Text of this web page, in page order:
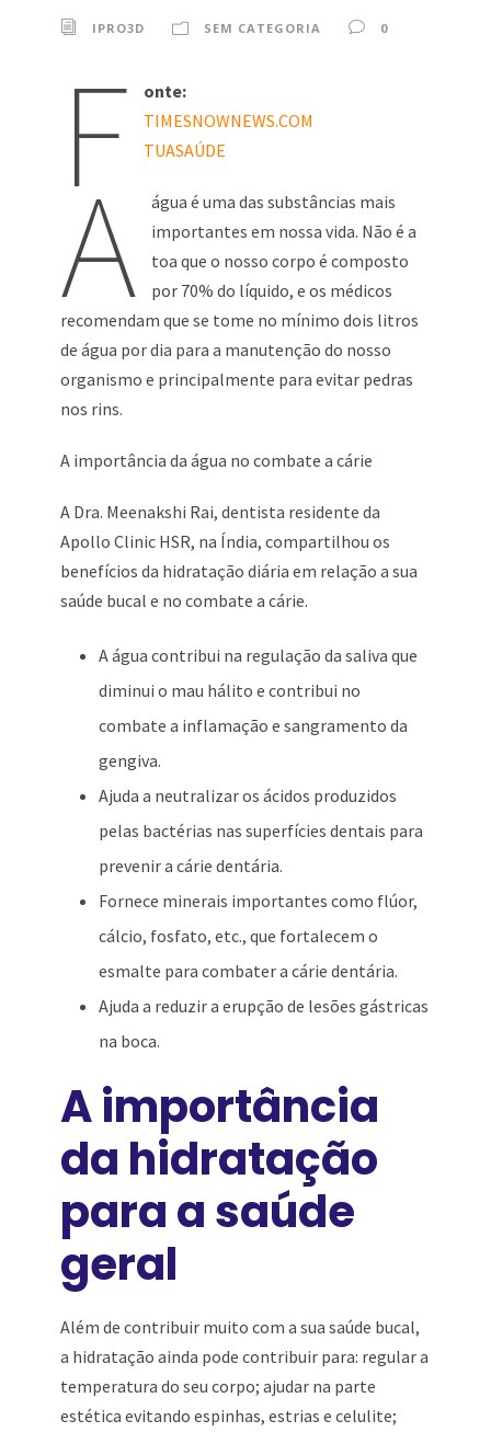
IPRO3D SEM CATEGORIA 0
F
onte:
TIMESNOWNEWS.COM
TUASAÚDE
A
água é uma das substâncias mais
importantes em nossa vida. Não é a
toa que o nosso corpo é composto
por 70% do líquido, e os médicos
recomendam que se tome no mínimo dois litros
de água por dia para a manutenção do nosso
organismo e principalmente para evitar pedras
nos rins.
A importância da água no combate a cárie
A Dra. Meenakshi Rai, dentista residente da
Apollo Clinic HSR, na Índia, compartilhou os
benefícios da hidratação diária em relação a sua
saúde bucal e no combate a cárie.
A água contribui na regulação da saliva que
diminui o mau hálito e contribui no
combate a inflamação e sangramento da
gengiva.
Ajuda a neutralizar os ácidos produzidos
pelas bactérias nas superfícies dentais para
prevenir a cárie dentária.
Fornece minerais importantes como flúor,
cálcio, fosfato, etc., que fortalecem o
esmalte para combater a cárie dentária.
Ajuda a reduzir a erupção de lesões gástricas
na boca.
A importância
da hidratação
para a saúde
geral
Além de contribuir muito com a sua saúde bucal,
a hidratação ainda pode contribuir para: regular a
temperatura do seu corpo; ajudar na parte
estética evitando espinhas, estrias e celulite;